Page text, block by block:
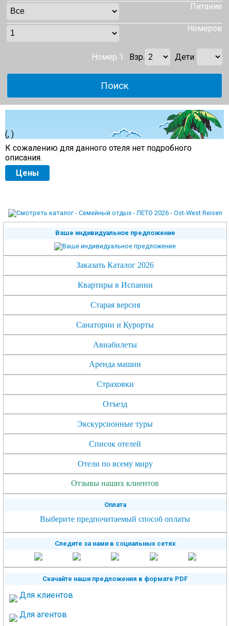
Питание
Номеров
Номер 1: Взр. Дети
(, )
К сожалению для данного отеля нет подробного
описания.
Цены
Ваше индивидуальное предложение
Заказать Каталог 2026
Квартиры в Испании
Старая версия
Санатории и Курорты
Авиабилеты
Аренда машин
Страховки
Отъезд
Экскурсионные туры
Список отелей
Отели по всему миру
Отзывы наших клиентов
Оплата
Выберите предпочитаемый способ оплаты
Следите за нами в социальных сетях
Скачайте наши предложения в формате PDF
Для клиентов
Для агентов